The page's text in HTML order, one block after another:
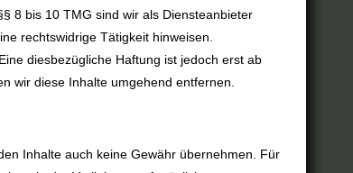
8 bis 10 TMG sind wir als Diensteanbieter
rechtswidrige Tätigkeit hinweisen.
diesbezügliche Haftung ist jedoch erst ab
wir diese Inhalte umgehend entfernen.
Inhalte auch keine Gewähr übernehmen. Für